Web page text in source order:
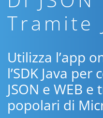
Tramite
Utilizza l’app
l’SDK Java
JSON e WEB
popolari di